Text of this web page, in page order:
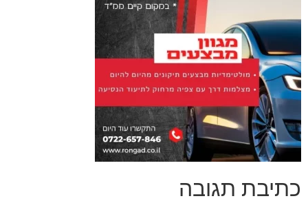
כתיבת תגובה